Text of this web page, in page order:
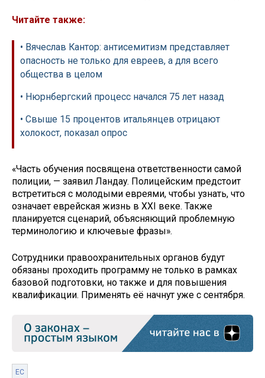
Читайте также:
• Вячеслав Кантор: антисемитизм представляет
опасность не только для евреев, а для всего
общества в целом
• Нюрнбергский процесс начался 75 лет назад
• Свыше 15 процентов итальянцев отрицают
холокост, показал опрос
«Часть обучения посвящена ответственности самой
полиции, — заявил Ландау. Полицейским предстоит
встретиться с молодыми евреями, чтобы узнать, что
означает еврейская жизнь в XXI веке. Также
планируется сценарий, объясняющий проблемную
терминологию и ключевые фразы».
Сотрудники правоохранительных органов будут
обязаны проходить программу не только в рамках
базовой подготовки, но также и для повышения
квалификации. Применять её начнут уже с сентября.
ЕС